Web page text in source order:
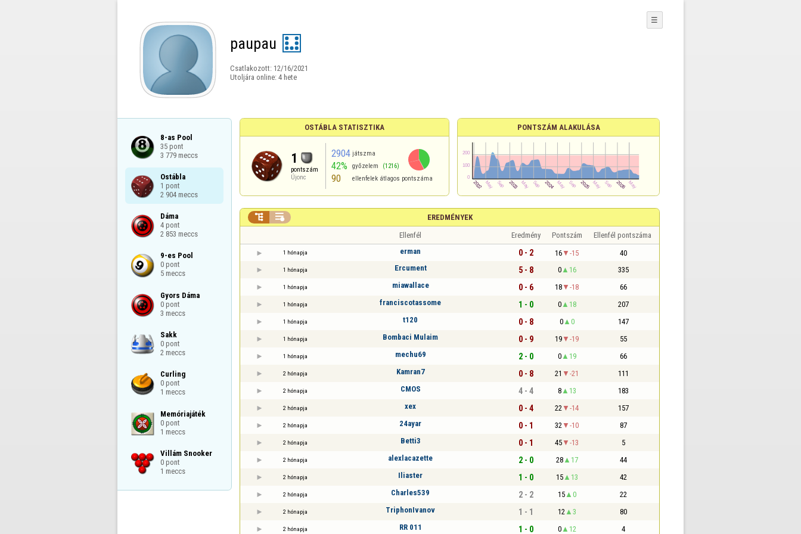
paupau
Csatlakozott: 12/16/2021
Utoljára online: 4 hete
☰
8-as Pool
35 pont
3 779 meccs
Ostábla
1 pont
2 904 meccs
Dáma
4 pont
2 853 meccs
9-es Pool
0 pont
5 meccs
Gyors Dáma
0 pont
3 meccs
Sakk
0 pont
2 meccs
Curling
0 pont
1 meccs
Memóriajáték
0 pont
1 meccs
Villám Snooker
0 pont
1 meccs
OSTÁBLA STATISZTIKA
1
pontszám
Újonc
2904 játszma
42% győzelem (1216)
90 ellenfelek átlagos pontszáma
PONTSZÁM ALAKULÁSA
EREDMÉNYEK
 
Ellenfél Eredmény Pontszám Ellenfél pontszáma
1 hónapja erman 0 - 2 16 -15 40
1 hónapja Ercument 5 - 8 0 16 335
1 hónapja miawallace 0 - 6 18 -18 66
1 hónapja franciscotassome 1 - 0 0 18 207
1 hónapja t120 0 - 8 0 0 147
1 hónapja Bombaci Mulaim 0 - 9 19 -19 55
1 hónapja mechu69 2 - 0 0 19 66
2 hónapja Kamran7 0 - 8 21 -21 111
2 hónapja CMOS 4 - 4 8 13 183
2 hónapja xex 0 - 4 22 -14 157
2 hónapja 24ayar 0 - 1 32 -10 87
2 hónapja Betti3 0 - 1 45 -13 5
2 hónapja alexlacazette 2 - 0 28 17 44
2 hónapja Iliaster 1 - 0 15 13 42
2 hónapja Charles539 2 - 2 15 0 22
2 hónapja TriphonIvanov 1 - 1 12 3 80
2 hónapja RR 011 1 - 0 0 12 4